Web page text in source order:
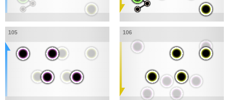
105 106